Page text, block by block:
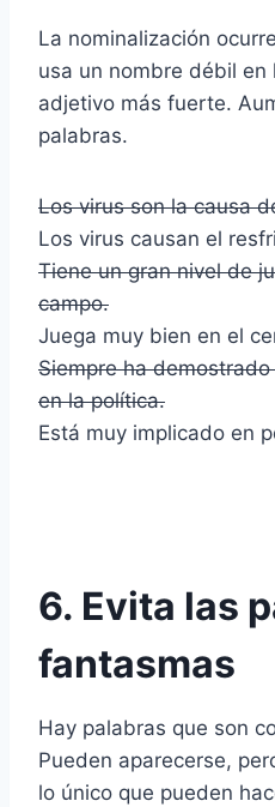
La nominalización
usa un nombre débil
adjetivo más fuerte.
palabras.
Los virus son la causa
Los virus causan el
Tiene un gran nivel de
campo.
Juega muy bien en el
Siempre ha
en la política.
Está muy implicado en
6. Evita las
fantasmas
Hay palabras que son
Pueden aparecerse,
lo único que pueden